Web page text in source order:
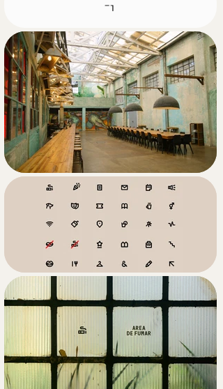
utilizando cajas de acrílico luminoso
en color blanco que funcionan
eficazmente tanto de día como de
noche. Esta propuesta estética, limpia
y minimalista, contrasta con los
muros verdes texturizados y la
arquitectura ecléctica del lugar.
Con un enfoque en la sostenibilidad, el
equipo reutilizó materiales existentes:
la plomería de cobre se transformó en
una escultura en la entrada, y
radiografías antiguas fueron
recicladas como tarjetas de
presentación, reforzando la identidad
del espacio a través de una lógica de
upcycling consciente.
El logotipo corporativo, representado
por un nudo abstracto, simboliza
comunidad y amistad. Para
aplicaciones como los menús, se optó
por un diseño funcional y acogedor,
basado en impresiones tamaño A4 de